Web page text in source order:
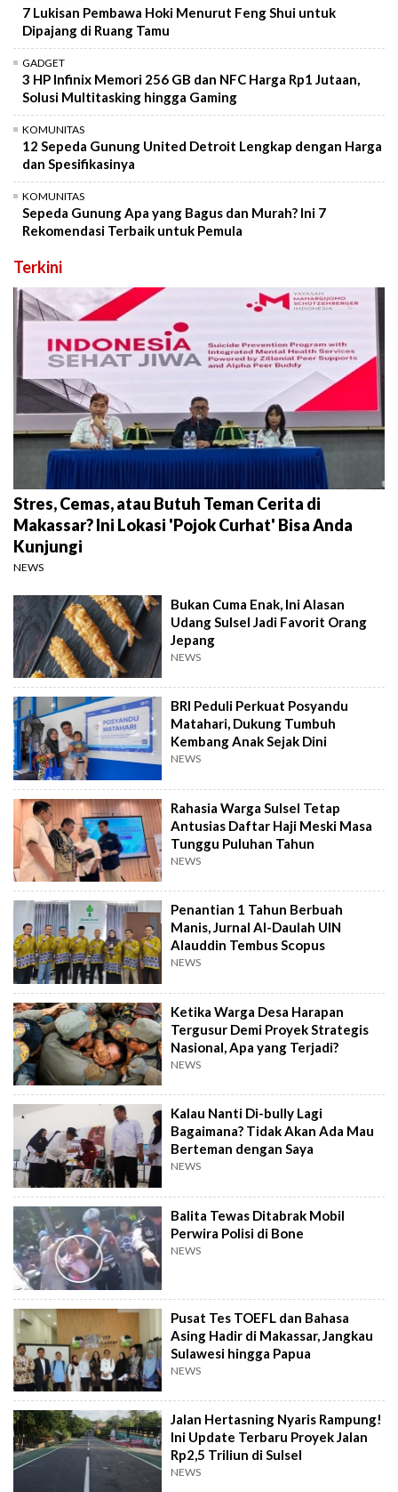
7 Lukisan Pembawa Hoki Menurut Feng Shui untuk
Dipajang di Ruang Tamu
GADGET
3 HP Infinix Memori 256 GB dan NFC Harga Rp1 Jutaan,
Solusi Multitasking hingga Gaming
KOMUNITAS
12 Sepeda Gunung United Detroit Lengkap dengan Harga
dan Spesifikasinya
KOMUNITAS
Sepeda Gunung Apa yang Bagus dan Murah? Ini 7
Rekomendasi Terbaik untuk Pemula
Terkini
Stres, Cemas, atau Butuh Teman Cerita di
Makassar? Ini Lokasi 'Pojok Curhat' Bisa Anda
Kunjungi
NEWS
Bukan Cuma Enak, Ini Alasan
Udang Sulsel Jadi Favorit Orang
Jepang
NEWS
BRI Peduli Perkuat Posyandu
Matahari, Dukung Tumbuh
Kembang Anak Sejak Dini
NEWS
Rahasia Warga Sulsel Tetap
Antusias Daftar Haji Meski Masa
Tunggu Puluhan Tahun
NEWS
Penantian 1 Tahun Berbuah
Manis, Jurnal Al-Daulah UIN
Alauddin Tembus Scopus
NEWS
Ketika Warga Desa Harapan
Tergusur Demi Proyek Strategis
Nasional, Apa yang Terjadi?
NEWS
Kalau Nanti Di-bully Lagi
Bagaimana? Tidak Akan Ada Mau
Berteman dengan Saya
NEWS
Balita Tewas Ditabrak Mobil
Perwira Polisi di Bone
NEWS
Pusat Tes TOEFL dan Bahasa
Asing Hadir di Makassar, Jangkau
Sulawesi hingga Papua
NEWS
Jalan Hertasning Nyaris Rampung!
Ini Update Terbaru Proyek Jalan
Rp2,5 Triliun di Sulsel
NEWS